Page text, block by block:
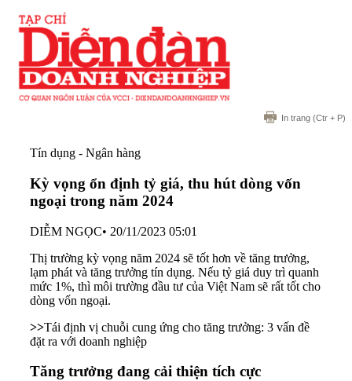
In trang (Ctr + P)
Tín dụng - Ngân hàng
Kỳ vọng ổn định tỷ giá, thu hút dòng vốn
ngoại trong năm 2024
DIỄM NGỌC• 20/11/2023 05:01
Thị trường kỳ vọng năm 2024 sẽ tốt hơn về tăng trưởng,
lạm phát và tăng trưởng tín dụng. Nếu tỷ giá duy trì quanh
mức 1%, thì môi trường đầu tư của Việt Nam sẽ rất tốt cho
dòng vốn ngoại.
>>Tái định vị chuỗi cung ứng cho tăng trưởng: 3 vấn đề
đặt ra với doanh nghiệp
Tăng trưởng đang cải thiện tích cực